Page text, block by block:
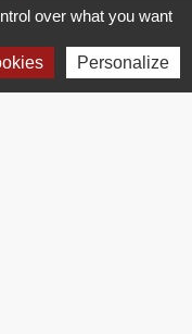
over what you want
Personalize